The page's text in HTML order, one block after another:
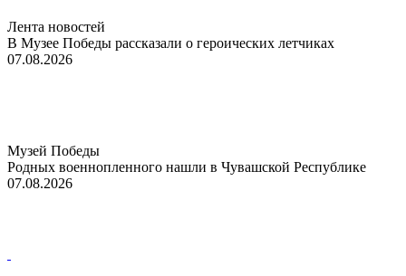
Лента новостей
В Музее Победы рассказали о героических летчиках
07.08.2026
Музей Победы
Родных военнопленного нашли в Чувашской Республике
07.08.2026